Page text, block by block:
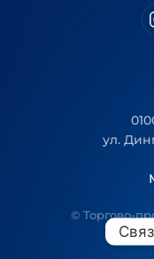
ул.
© Торгово-